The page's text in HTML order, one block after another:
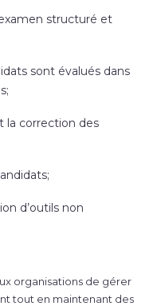
structuré et
sont évalués dans
la correction des
d’outils non
organisations de gérer
tout en maintenant des